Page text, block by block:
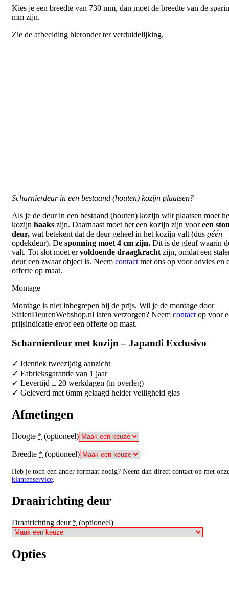
Kies je een breedte van 730 mm, dan moet de breedte van de
mm zijn.
Zie de afbeelding hieronder ter verduidelijking.
Scharnierdeur in een bestaand (houten) kozijn plaatsen?
Als je de deur in een bestaand (houten) kozijn wilt plaatsen moet
kozijn haaks zijn. Daarnaast moet het een kozijn zijn vooreen
deur, wat betekent dat de deur geheel in het kozijn valt (dus géén
opdekdeur). De sponning moet 4 cm zijn. Dit is de gleuf waarin
valt. Tot slot moet ervoldoende draagkracht zijn, omdat een
deur een zwaar object is. Neem contact met ons op voor advies en
offerte op maat.
Montage
Montage is niet inbegrepen bij de prijs. Wil je de montage door
StalenDeurenWebshop.nl laten verzorgen? Neem contact op voor
prijsindicatie en/of een offerte op maat.
Scharnierdeur met kozijn – Japandi Exclusivo
✓ Identiek tweezijdig aanzicht
✓ Fabrieksgarantie van 1 jaar
✓ Levertijd ± 20 werkdagen (in overleg)
✓ Geleverd met 6mm gelaagd helder veiligheid glas
Afmetingen
Hoogte * (optioneel)
Breedte * (optioneel)
Heb je toch een ander formaat nodig? Neem dan direct contact op met
klantenservice
Draairichting deur
Draairichting deur * (optioneel)
Opties